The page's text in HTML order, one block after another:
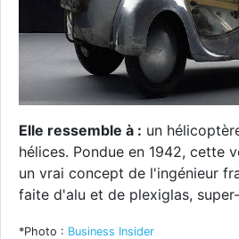
Elle ressemble à : un
hélices. Pondue en 1942, cette
un vrai concept de l'ingénieur
faite d'alu et de plexiglas,
*Photo : Business Insider